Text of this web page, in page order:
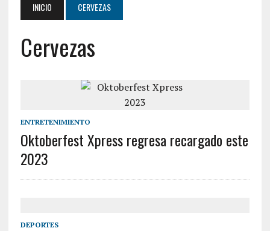
INICIO CERVEZAS
Cervezas
ENTRETENIMIENTO
Oktoberfest Xpress regresa recargado este
2023
DEPORTES